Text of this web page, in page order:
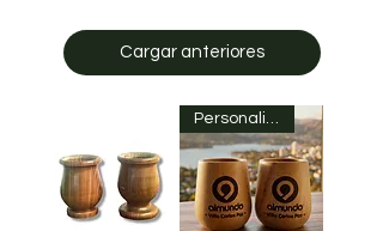
Cargar anteriores
Personalizado